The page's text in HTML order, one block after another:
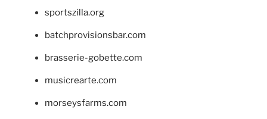
sportszilla.org
batchprovisionsbar.com
brasserie-gobette.com
musicrearte.com
morseysfarms.com